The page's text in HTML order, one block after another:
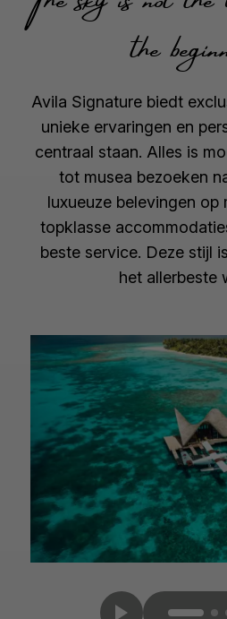
the
Avila Signature biedt
unieke ervaringen en
centraal staan. Alles is
tot musea bezoeken
luxueuze belevingen op
topklasse
beste service. Deze stijl
het allerbeste